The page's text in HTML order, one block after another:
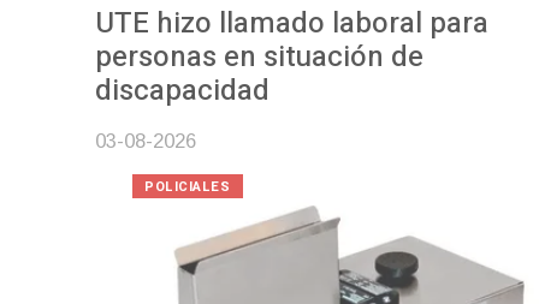
UTE hizo llamado laboral para
personas en situación de
discapacidad
03-08-2026
POLICIALES